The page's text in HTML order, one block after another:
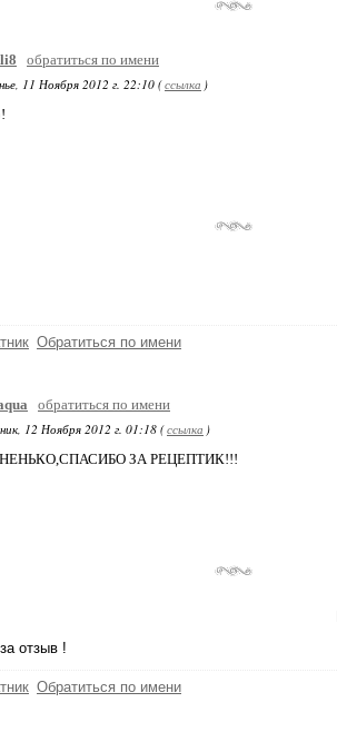
обратиться по имени
11 Ноября 2012 г. 22:10 (ссылка )
Обратиться по имени
обратиться по имени
12 Ноября 2012 г. 01:18 (ссылка )
ЗА РЕЦЕПТИК!!!
отзыв !
Обратиться по имени